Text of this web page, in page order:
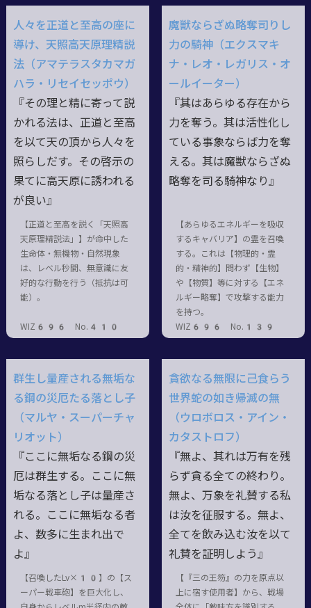
人々を正道と至高の座に
導け、天照高天原理精説
法（アマテラスタカマガ
ハラ・リセイセッポウ）
『その理と精に寄って説
かれる法は、正道と至高
を以て天の頂から人々を
照らしだす。その啓示の
果てに高天原に誘われる
が良い』
【正道と至高を説く「天照高
天原理精説法」】が命中した
生命体・無機物・自然現象
は、レベル秒間、無意識に友
好的な行動を行う（抵抗は可
能）。
WIZ696 No.410
魔獣ならざぬ略奪司りし
力の騎神（エクスマキ
ナ・レオ・レガリス・オ
ールイーター）
『其はあらゆる存在から
力を奪う。其は活性化し
ている事象ならば力を奪
える。其は魔獣ならざぬ
略奪を司る騎神なり』
【あらゆるエネルギーを吸収
するキャバリア】の霊を召喚
する。これは【物理的・霊
的・精神的】問わず【生物】
や【物質】等に対する【エネ
ルギー略奪】で攻撃する能力
を持つ。
WIZ696 No.139
群生し量産される無垢な
る鋼の災厄たる落とし子
（マルヤ・スーパーチャ
リオット）
『ここに無垢なる鋼の災
厄は群生する。ここに無
垢なる落とし子は量産さ
れる。ここに無垢なる者
よ、数多に生まれ出で
よ』
【召喚したLv×10】の【ス
ーパー戦車砲】を巨大化し、
貪欲なる無限に己食らう
世界蛇の如き帰滅の無
（ウロボロス・アイン・
カタストロフ）
『無よ、其れは万有を残
らず貪る全ての終わり。
無よ、万象を礼賛する私
は汝を征服する。無よ、
全てを飲み込む汝を以て
礼賛を証明しよう』
【『三の王笏』の力を原点以
上に宿す使用者】から、戦場